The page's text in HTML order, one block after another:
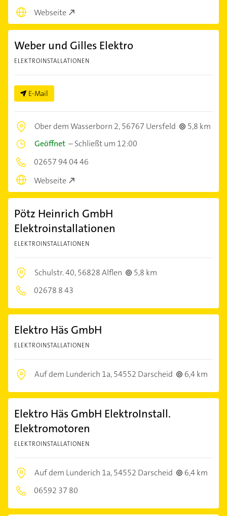
Webseite
Weber und Gilles Elektro
ELEKTROINSTALLATIONEN
E-Mail
Ober dem Wasserborn 2,56767 Uersfeld
5,8 km
Geöffnet –Schließt um 12:00
02657 94 04 46
Webseite
Pötz Heinrich GmbH
Elektroinstallationen
ELEKTROINSTALLATIONEN
Schulstr. 40,56828 Alflen
5,8 km
02678 8 43
Elektro Häs GmbH
ELEKTROINSTALLATIONEN
Auf dem Lunderich 1a,54552 Darscheid 6,4 km
Elektro Häs GmbH ElektroInstall.
Elektromotoren
ELEKTROINSTALLATIONEN
Auf dem Lunderich 1a,54552 Darscheid
6,4 km
06592 37 80